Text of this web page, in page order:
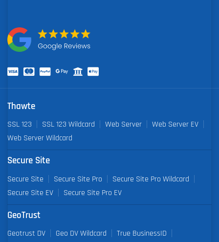
Thawte
SSL 123 SSL 123 Wildcard Web Server
Web Server EV
Web Server Wildcard
Secure Site
Secure Site Secure Site Pro
Secure Site Pro Wildcard
Secure Site EV
Secure Site Pro EV
GeoTrust
Geotrust DV Geo DV Wildcard
True BusinessID